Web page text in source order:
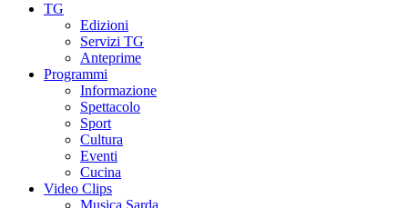
TG
Edizioni
Servizi TG
Anteprime
Programmi
Informazione
Spettacolo
Sport
Cultura
Eventi
Cucina
Video Clips
Musica Sarda